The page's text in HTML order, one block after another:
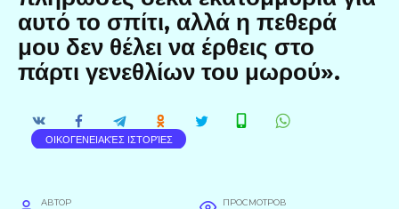
αυτό το σπίτι, αλλά η πεθερά
μου δεν θέλει να έρθεις στο
πάρτι γενεθλίων του μωρού».
ΟΙΚΟΓΕΝΕΙΑΚΈΣ ΙΣΤΟΡΊΕΣ
АВТОР ПРОСМОТРОВ